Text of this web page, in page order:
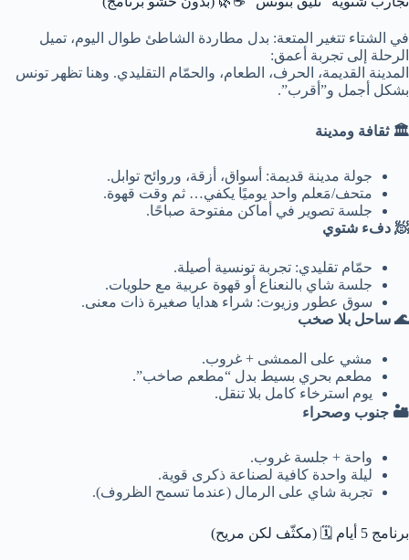
في الشتاء تتغير المتعة: بدل مطاردة الشاطئ طوال اليوم، تميل
الرحلة إلى تجربة أعمق:
المدينة القديمة، الحرف، الطعام، والحمّام التقليدي. وهنا تظهر تونس
بشكل أجمل و”أقرب”.
🏛️ ثقافة ومدينة
جولة مدينة قديمة: أسواق، أزقة، وروائح توابل.
متحف/مَعلم واحد يوميًا يكفي… ثم وقت قهوة.
جلسة تصوير في أماكن مفتوحة صباحًا.
🧖 دفء شتوي
حمّام تقليدي: تجربة تونسية أصيلة.
جلسة شاي بالنعناع أو قهوة عربية مع حلويات.
سوق عطور وزيوت: شراء هدايا صغيرة ذات معنى.
🌊 ساحل بلا صخب
مشي على الممشى + غروب.
مطعم بحري بسيط بدل “مطعم صاخب”.
يوم استرخاء كامل بلا تنقل.
🏜️ جنوب وصحراء
واحة + جلسة غروب.
ليلة واحدة كافية لصناعة ذكرى قوية.
تجربة شاي على الرمال (عندما تسمح الظروف).
برنامج 5 أيام 🗓️ (مكثّف لكن مريح)